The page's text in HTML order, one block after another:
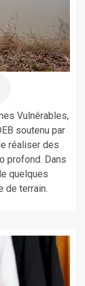
Vulnérables,
soutenu par
réaliser des
profond. Dans
quelques
de terrain.